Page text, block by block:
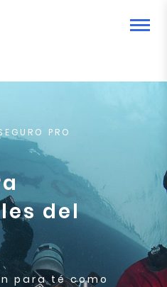
PRO
del
para té como